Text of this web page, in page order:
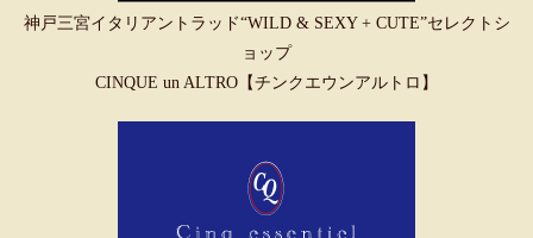
神戸三宮イタリアントラッド“WILD & SEXY + CUTE”セレクトシ
ョップ
CINQUE un ALTRO【チンクエウンアルトロ】